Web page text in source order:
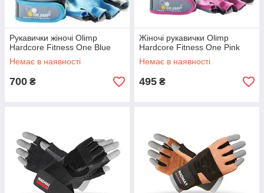
Рукавички жіночі Olimp
Hardcore Fitness One Blue
Немає в наявності
700 ₴
Жіночі рукавички Olimp
Hardcore Fitness One Pink
Немає в наявності
495 ₴